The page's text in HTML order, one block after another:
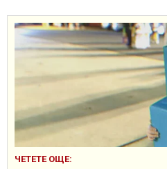
ЧЕТЕТЕ ОЩЕ: